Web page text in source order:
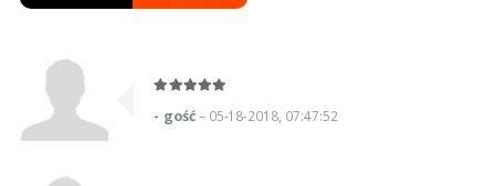
- gość– 05-18-2018, 07:47:52